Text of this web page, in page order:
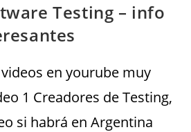
Testing – info
en yourube muy
1 Creadores de Testing,
si habrá en Argentina